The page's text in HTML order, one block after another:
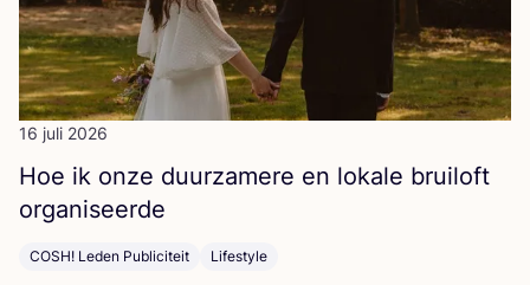
16 juli 2026
Hoe ik onze duur­za­me­re en loka­le brui­loft
organiseerde
COSH! Leden Publiciteit Lifestyle